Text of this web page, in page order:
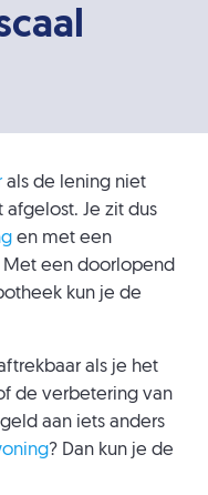
als de lening niet
Je zit dus
en met een
een doorlopend
kun je de
als je het
de verbetering van
aan iets anders
? Dan kun je de